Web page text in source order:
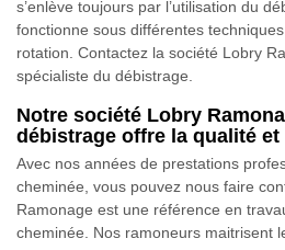
s’enlève toujours par l’utilisation du
fonctionne sous différentes
rotation. Contactez la société Lobry
spécialiste du débistrage.
Notre société Lobry
débistrage offre la qualité
Avec nos années de prestations
cheminée, vous pouvez nous faire
Ramonage est une référence en
cheminée. Nos ramoneurs maitrisent